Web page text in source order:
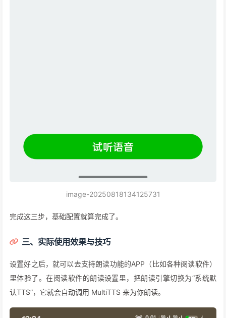
image-20250818134125731
完成这三步，基础配置就算完成了。
三、实际使用效果与技巧
设置好之后，就可以去支持朗读功能的APP（比如各种阅读软件）
里体验了。在阅读软件的朗读设置里，把朗读引擎切换为“系统默
认TTS”，它就会自动调用 MultiTTS 来为你朗读。